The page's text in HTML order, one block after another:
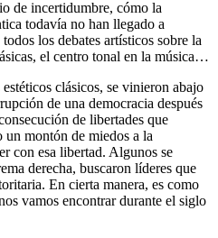
de incertidumbre, cómo la
todavía no han llegado a
los debates artísticos sobre la
el centro tonal en la música…
clásicos, se vinieron abajo
de una democracia después
de libertades que
montón de miedos a la
con esa libertad. Algunos se
derecha, buscaron líderes que
En cierta manera, es como
vamos encontrar durante el siglo